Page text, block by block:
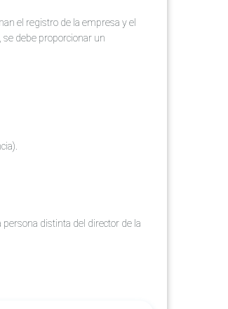
el registro de la empresa y el
se debe proporcionar un
persona distinta del director de la